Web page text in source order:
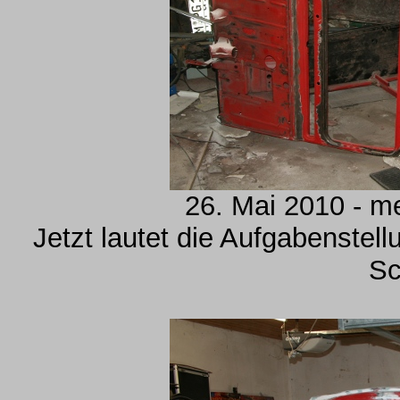
26. Mai 2010 -
Jetzt lautet die